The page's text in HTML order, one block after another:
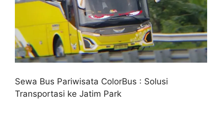
Sewa Bus Pariwisata ColorBus : Solusi
Transportasi ke Jatim Park